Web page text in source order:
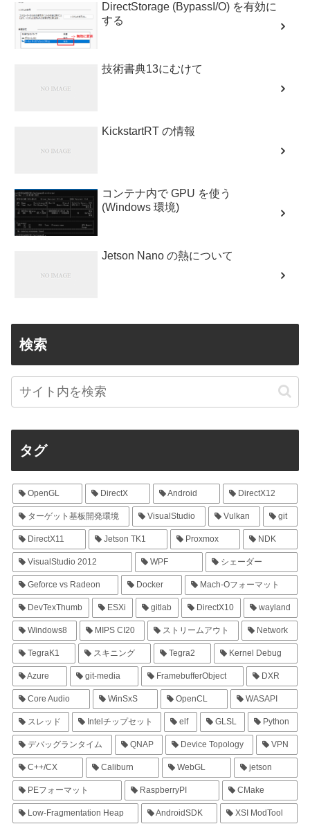
DirectStorage (BypassI/O) を有効に
する
技術書典13にむけて
KickstartRT の情報
コンテナ内で GPU を使う
(Windows 環境)
Jetson Nano の熱について
検索
タグ
OpenGL DirectX Android DirectX12
ターゲット基板開発環境 VisualStudio Vulkan git
DirectX11 Jetson TK1 Proxmox NDK
VisualStudio 2012 WPF シェーダー
Geforce vs Radeon Docker Mach-Oフォーマット
DevTexThumb ESXi gitlab DirectX10 wayland
Windows8 MIPS CI20 ストリームアウト Network
TegraK1 スキニング Tegra2 Kernel Debug
Azure git-media FramebufferObject DXR
Core Audio WinSxS OpenCL WASAPI
スレッド Intelチップセット elf GLSL Python
デバッグランタイム QNAP Device Topology VPN
C++/CX Caliburn WebGL jetson
PEフォーマット RaspberryPI CMake
Low-Fragmentation Heap AndroidSDK XSI ModTool